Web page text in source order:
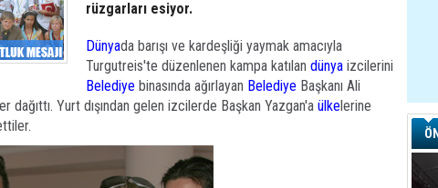
rüzgarları esiyor.
Dünyada barışı ve kardeşliği yaymak amacıyla
Turgutreis'te düzenlenen kampa katılan dünya izcilerini
Belediye binasında ağırlayan Belediye Başkanı Ali
Yurt dışından gelen izcilerde Başkan Yazgan'a ülkelerine